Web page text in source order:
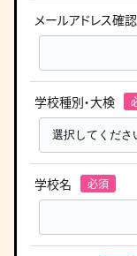
メールアドレス確認
学校種別・大検
学校名